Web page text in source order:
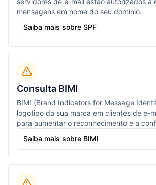
mensagens em nome do seu domínio.
Saiba mais sobre SPF
Consulta BIMI
BIMI (Brand Indicators for Message
logotipo da sua marca em clientes de e-
para aumentar o reconhecimento e a
Saiba mais sobre BIMI